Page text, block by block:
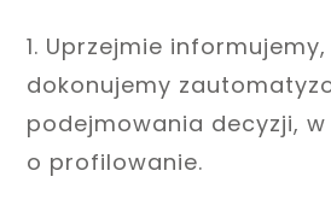
1. Uprzejmie
dokonujemy
podejmowania decyzji,
o profilowanie.